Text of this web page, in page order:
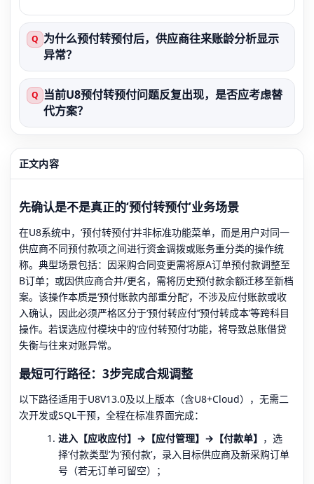
Q 为什么预付转预付后，供应商往来账龄分析显示
异常？
Q 当前U8预付转预付问题反复出现，是否应考虑替
代方案？
正文内容
先确认是不是真正的‘预付转预付’业务场景
在U8系统中，‘预付转预付’并非标准功能菜单，而是用户对同一
供应商不同预付款项之间进行资金调拨或账务重分类的操作统
称。典型场景包括：因采购合同变更需将原A订单预付款调整至
B订单；或因供应商合并/更名，需将历史预付款余额迁移至新档
案。该操作本质是‘预付账款内部重分配’，不涉及应付账款或收
入确认，因此必须严格区分于‘预付转应付’‘预付转成本’等跨科目
操作。若误选应付模块中的‘应付转预付’功能，将导致总账借贷
失衡与往来对账异常。
最短可行路径：3步完成合规调整
以下路径适用于U8V13.0及以上版本（含U8+Cloud），无需二
次开发或SQL干预，全程在标准界面完成：
进入【应收应付】→【应付管理】→【付款单】 ，选
择‘付款类型’为‘预付款’，录入目标供应商及新采购订单
号（若无订单可留空）；